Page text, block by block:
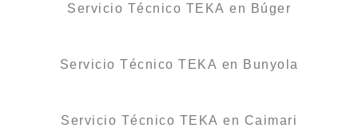
Servicio Técnico TEKA en Búger
Servicio Técnico TEKA en Bunyola
Servicio Técnico TEKA en Caimari